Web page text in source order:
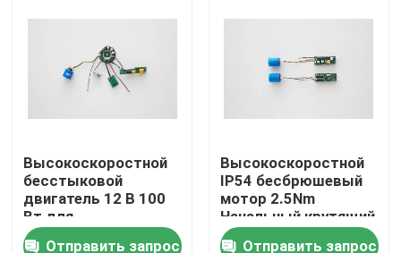
Продукты
Видео
Высокоскоростной
бесстыковой
двигатель 12 В 100
Вт для
промышленного
Отправить запрос
Высокоскоростной
IP54 бесбрюшевый
мотор 2.5Nm
Начальный крутящий
момент
Отправить запрос